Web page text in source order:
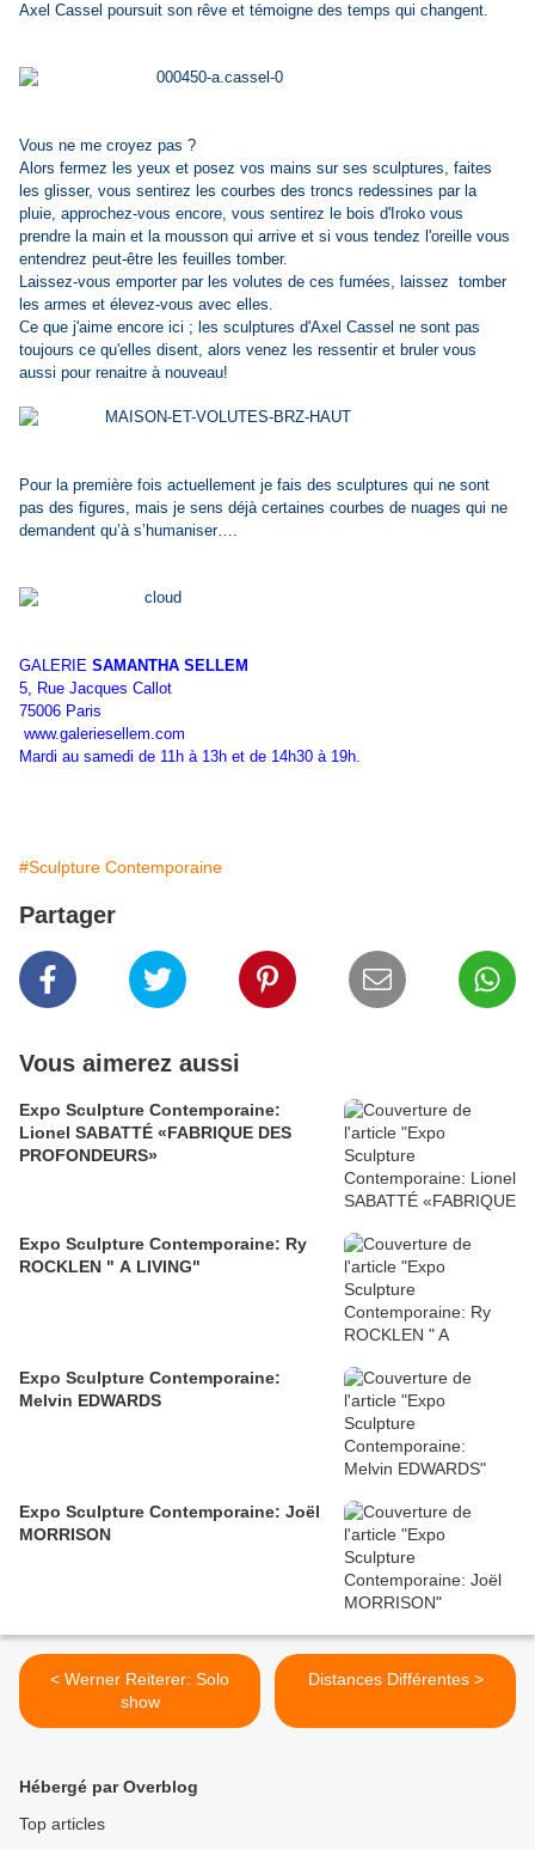
Axel Cassel poursuit son rêve et témoigne des temps qui changent.
Vous ne me croyez pas ?
Alors fermez les yeux et posez vos mains sur ses sculptures, faites
les glisser, vous sentirez les courbes des troncs redessines par la
pluie, approchez-vous encore, vous sentirez le bois d'Iroko vous
prendre la main et la mousson qui arrive et si vous tendez l'oreille vous
entendrez peut-être les feuilles tomber.
Laissez-vous emporter par les volutes de ces fumées, laissez tomber
les armes et élevez-vous avec elles.
Ce que j'aime encore ici ; les sculptures d'Axel Cassel ne sont pas
toujours ce qu'elles disent, alors venez les ressentir et bruler vous
aussi pour renaitre à nouveau!
Pour la première fois actuellement je fais des sculptures qui ne sont
pas des figures, mais je sens déjà certaines courbes de nuages qui ne
demandent qu’à s’humaniser….
GALERIE SAMANTHA SELLEM
5, Rue Jacques Callot
75006 Paris
www.galeriesellem.com
Mardi au samedi de 11h à 13h et de 14h30 à 19h.
#Sculpture Contemporaine
Partager
Vous aimerez aussi
Expo Sculpture Contemporaine:
Lionel SABATTÉ «FABRIQUE DES
PROFONDEURS»
Expo Sculpture Contemporaine: Ry
ROCKLEN " A LIVING"
Expo Sculpture Contemporaine:
Melvin EDWARDS
Expo Sculpture Contemporaine: Joël
MORRISON
< Werner Reiterer: Solo
show
Distances Différentes >
Hébergé par Overblog
Top articles